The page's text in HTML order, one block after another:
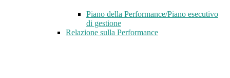
Piano della Performance/Piano esecutivo
di gestione
Relazione sulla Performance